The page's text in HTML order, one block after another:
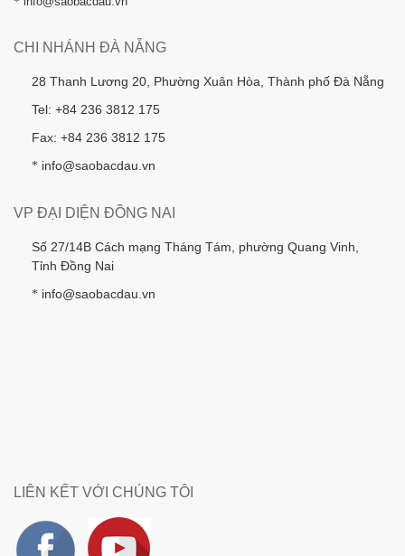
CHI NHÁNH ĐÀ NẴNG
28 Thanh Lương 20, Phường Xuân Hòa, Thành phố Đà Nẵng
Tel: +84 236 3812 175
Fax: +84 236 3812 175
* info@saobacdau.vn
VP ĐẠI DIỆN ĐỒNG NAI
Số 27/14B Cách mạng Tháng Tám, phường Quang Vinh,
Tỉnh Đồng Nai
* info@saobacdau.vn
LIÊN KẾT VỚI CHÚNG TÔI